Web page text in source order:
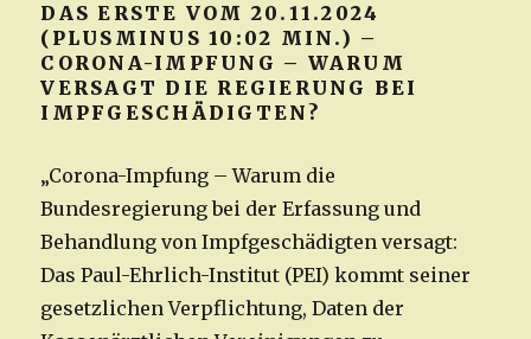
DAS ERSTE VOM 20.11.2024
(PLUSMINUS 10:02 MIN.) –
CORONA-IMPFUNG – WARUM
VERSAGT DIE REGIERUNG BEI
IMPFGESCHÄDIGTEN?
„Corona-Impfung – Warum die
Bundesregierung bei der Erfassung und
Behandlung von Impfgeschädigten versagt:
Das Paul-Ehrlich-Institut (PEI) kommt seiner
gesetzlichen Verpflichtung, Daten der